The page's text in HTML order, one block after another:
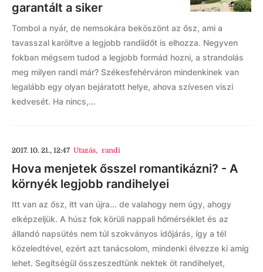
garantált a siker
Tombol a nyár, de nemsokára beköszönt az ősz, ami a
tavasszal karöltve a legjobb randiidőt is elhozza. Negyven
fokban mégsem tudod a legjobb formád hozni, a strandolás
meg milyen randi már? Székesfehérváron mindenkinek van
legalább egy olyan bejáratott helye, ahova szívesen viszi
kedvesét. Ha nincs,...
2017. 10. 21., 12:47 Utazás, randi
Hova menjetek ősszel romantikázni? - A
környék legjobb randihelyei
Itt van az ősz, itt van újra... de valahogy nem úgy, ahogy
elképzeljük. A húsz fok körüli nappali hőmérséklet és az
állandó napsütés nem túl szokványos időjárás, így a tél
közeledtével, ezért azt tanácsolom, mindenki élvezze ki amíg
lehet. Segítségül összeszedtünk nektek öt randihelyet,